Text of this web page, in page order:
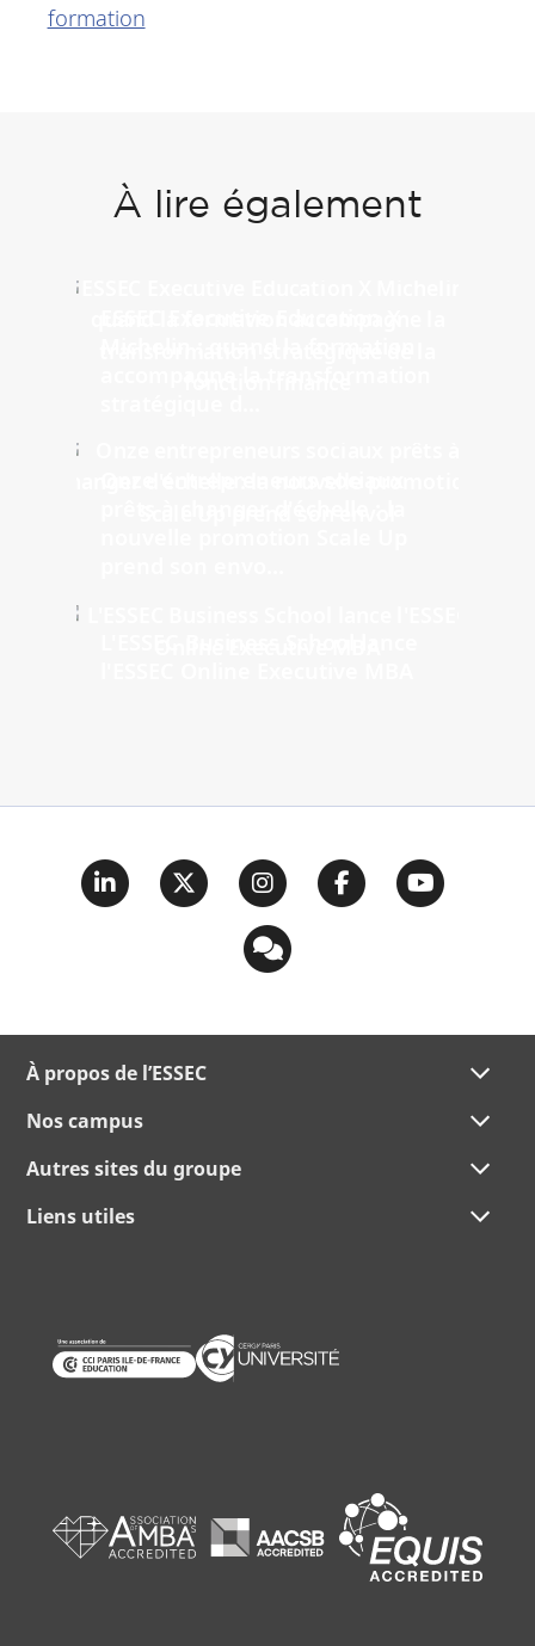
formation
À lire également
À propos de l’ESSEC
Nos campus
Autres sites du groupe
Liens utiles